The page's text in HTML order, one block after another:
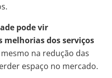
pode vir
melhorias dos serviços
na redução das
espaço no mercado.